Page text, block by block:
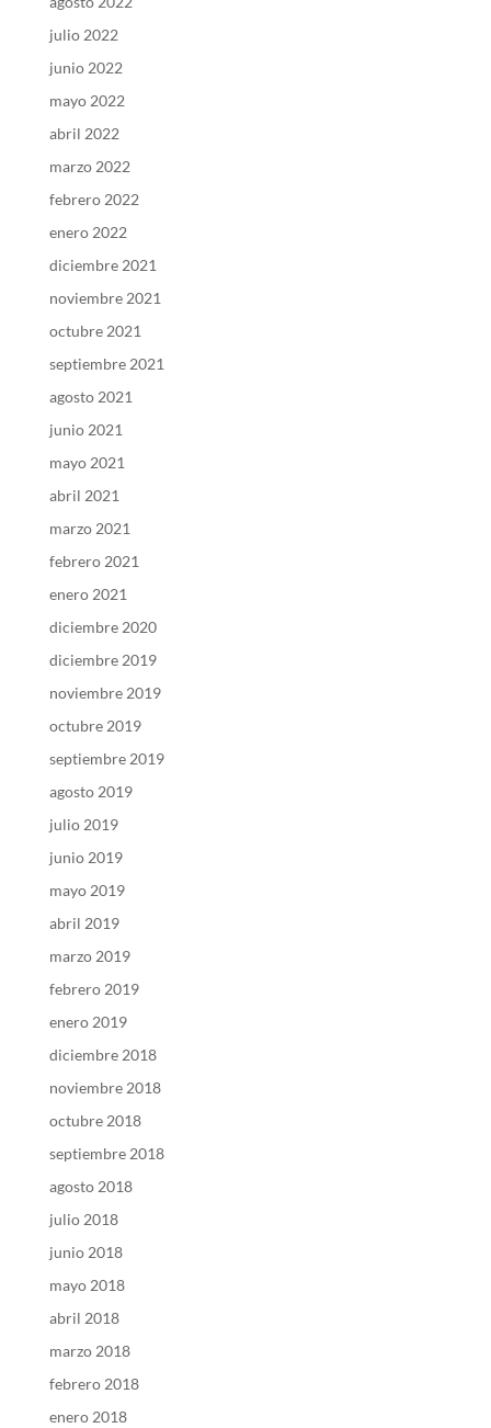
julio 2022
junio 2022
mayo 2022
abril 2022
marzo 2022
febrero 2022
enero 2022
diciembre 2021
noviembre 2021
octubre 2021
septiembre 2021
agosto 2021
junio 2021
mayo 2021
abril 2021
marzo 2021
febrero 2021
enero 2021
diciembre 2020
diciembre 2019
noviembre 2019
octubre 2019
septiembre 2019
agosto 2019
julio 2019
junio 2019
mayo 2019
abril 2019
marzo 2019
febrero 2019
enero 2019
diciembre 2018
noviembre 2018
octubre 2018
septiembre 2018
agosto 2018
julio 2018
junio 2018
mayo 2018
abril 2018
marzo 2018
febrero 2018
enero 2018